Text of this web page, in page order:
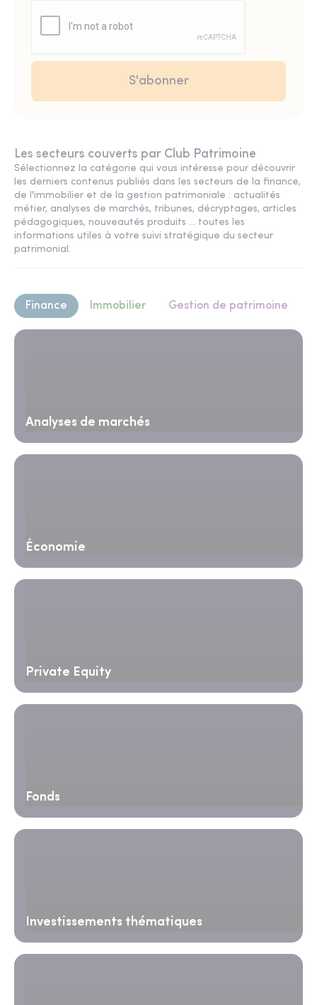
Les secteurs couverts par Club Patrimoine
Sélectionnez la catégorie qui vous intéresse pour découvrir
les derniers contenus publiés dans les secteurs de la finance,
de l'immobilier et de la gestion patrimoniale : actualités
métier, analyses de marchés, tribunes, décryptages, articles
pédagogiques, nouveautés produits ... toutes les
informations utiles à votre suivi stratégique du secteur
patrimonial.
Finance Immobilier Gestion de patrimoine
Analyses de marchés
Économie
Private Equity
Fonds
Investissements thématiques